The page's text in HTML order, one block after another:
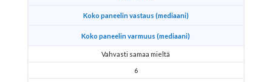
Koko paneelin vastaus (mediaani)
Koko paneelin varmuus (mediaani)
Vahvasti samaa mieltä
6